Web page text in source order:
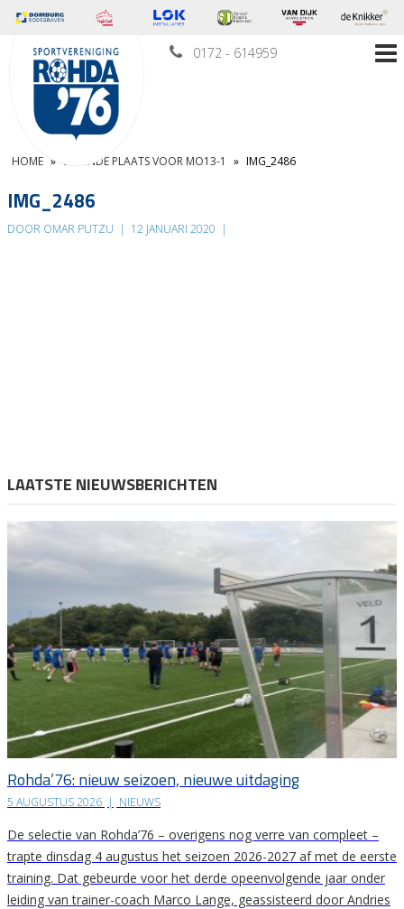
0172 - 614959
HOME » ZEVENDE PLAATS VOOR MO13-1 » IMG_2486
IMG_2486
DOOR OMAR PUTZU | 12 JANUARI 2020 |
LAATSTE NIEUWSBERICHTEN
Rohda’76: nieuw seizoen, nieuwe uitdaging
5 AUGUSTUS 2026 | NIEUWS
De selectie van Rohda’76 – overigens nog verre van compleet –
trapte dinsdag 4 augustus het seizoen 2026-2027 af met de eerste
training. Dat gebeurde voor het derde opeenvolgende jaar onder
leiding van trainer-coach Marco Lange, geassisteerd door Andries